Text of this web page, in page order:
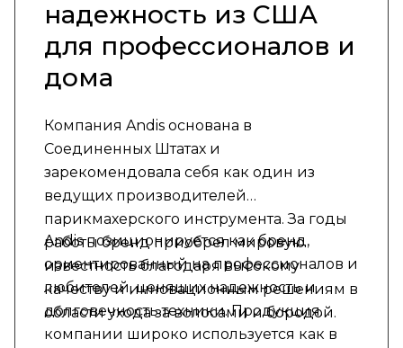
надежность из США
для профессионалов и
дома
Компания Andis основана в
Соединенных Штатах и
зарекомендовала себя как один из
ведущих производителей
парикмахерского инструмента. За годы
работы бренд приобрел мировую
известность благодаря высокому
качеству и инновационным решениям в
области ухода за волосами и бородой.
Andis позиционируется как бренд,
ориентированный на профессионалов и
любителей, ценящих надежность и
долговечность техники. Продукция
компании широко используется как в